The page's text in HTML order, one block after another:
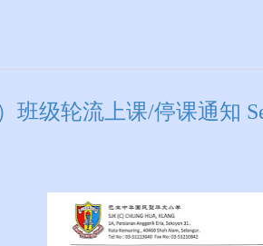
班级轮流上课/停课通知